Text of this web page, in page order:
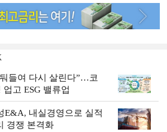
들여 다시 살린다”…코
고 ESG 밸류업
E&A, 내실경영으로 실적
경쟁 본격화